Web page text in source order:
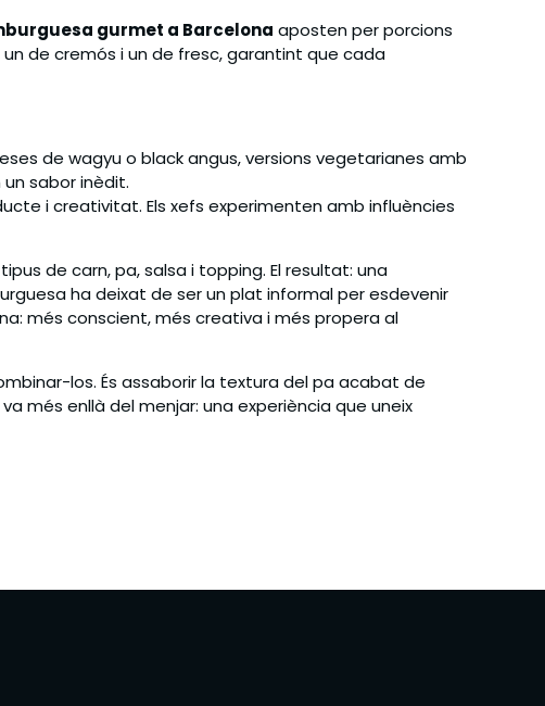
gurmet a Barcelona aposten per porcions
de cremós i un de fresc, garantint que cada
de wagyu o black angus, versions vegetarianes amb
sabor inèdit.
i creativitat. Els xefs experimenten amb influències
de carn, pa, salsa i topping. El resultat: una
ha deixat de ser un plat informal per esdevenir
més conscient, més creativa i més propera al
los. És assaborir la textura del pa acabat de
més enllà del menjar: una experiència que uneix